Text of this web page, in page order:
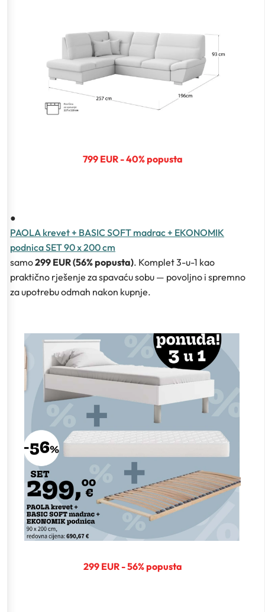
799 EUR - 40% popusta
●
PAOLA krevet + BASIC SOFT madrac + EKONOMIK
podnica SET 90 x 200 cm
samo299 EUR (56% popusta). Komplet 3-u-1 kao
praktično rješenje za spavaću sobu — povoljno i spremno
za upotrebu odmah nakon kupnje.
299 EUR - 56% popusta